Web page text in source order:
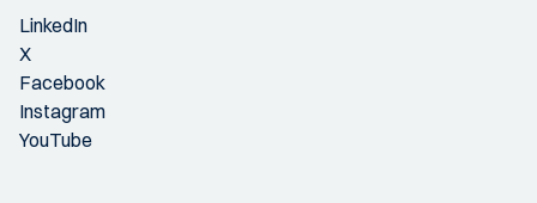
LinkedIn
X
Facebook
Instagram
YouTube